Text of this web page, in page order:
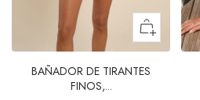
BAÑADOR DE TIRANTES
FINOS,...